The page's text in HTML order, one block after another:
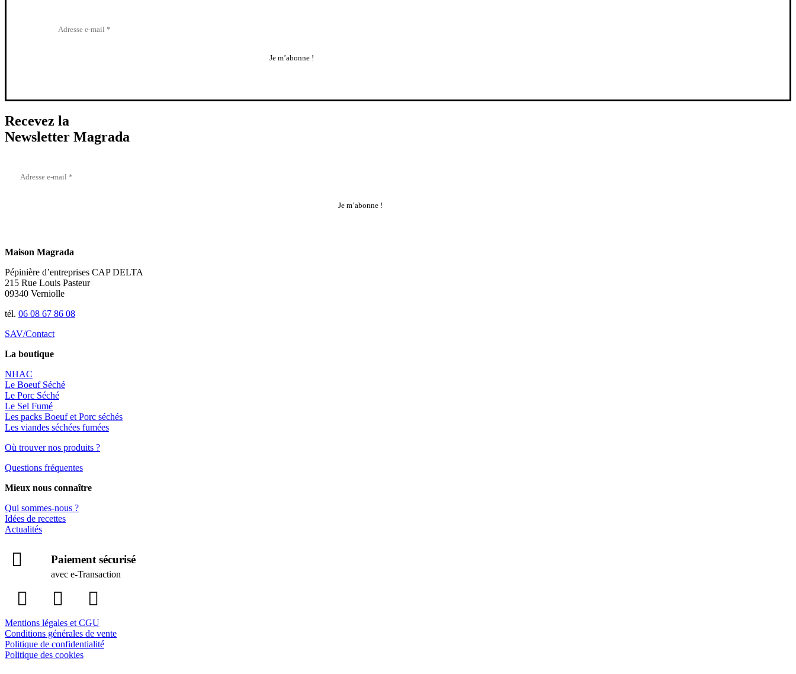
Recevez la
Newsletter Magrada
Maison Magrada
Pépinière d’entreprises CAP DELTA
215 Rue Louis Pasteur
09340 Verniolle
tél. 06 08 67 86 08
SAV/Contact
La boutique
NHAC
Le Boeuf Séché
Le Porc Séché
Le Sel Fumé
Les packs Boeuf et Porc séchés
Les viandes séchées fumées
Où trouver nos produits ?
Questions fréquentes
Mieux nous connaître
Qui sommes-nous ?
Idées de recettes
Actualités
Paiement sécurisé
avec e-Transaction
Mentions légales et CGU
Conditions générales de vente
Politique de confidentialité
Politique des cookies